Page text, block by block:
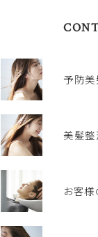
予防美
美髪整
お客様